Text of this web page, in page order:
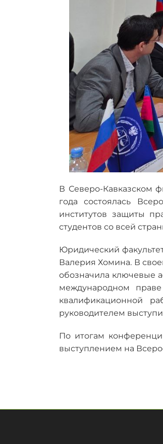
В Северо-Кавказском
года состоялась
институтов защиты
студентов со всей
Юридический
Валерия Хомина. В
обозначила ключевые
международном
квалификационной
руководителем
По итогам
выступлением на